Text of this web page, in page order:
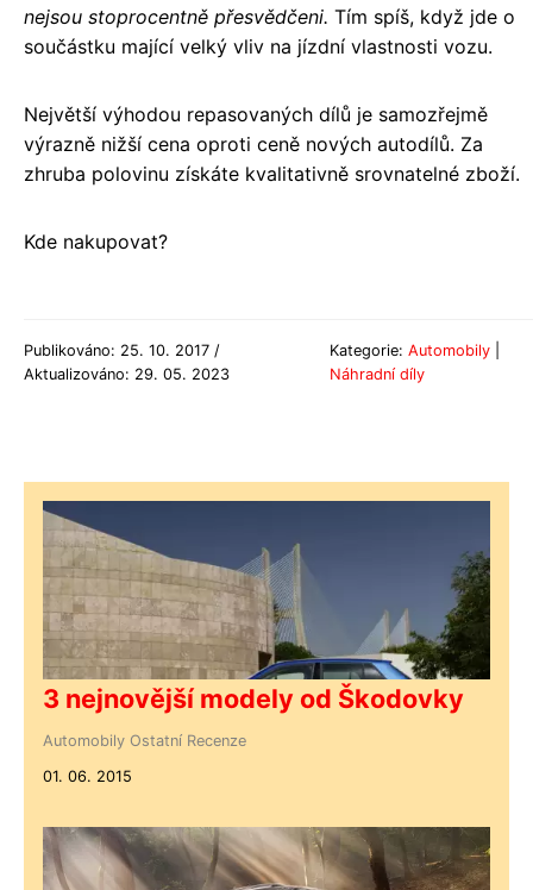
nejsou stoprocentně přesvědčeni. Tím spíš, když jde o
součástku mající velký vliv na jízdní vlastnosti vozu.
Největší výhodou repasovaných dílů je samozřejmě
výrazně nižší cena oproti ceně nových autodílů. Za
zhruba polovinu získáte kvalitativně srovnatelné zboží.
Kde nakupovat?
Publikováno: 25. 10. 2017 /
Aktualizováno: 29. 05. 2023
Kategorie:Automobily
Náhradní díly
3 nejnovější modely od Škodovky
Automobily Ostatní Recenze
01. 06. 2015